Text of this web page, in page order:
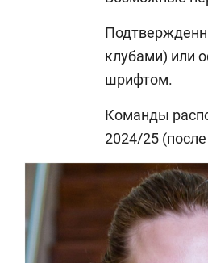
клубами) или
шрифтом.
Команды
2024/25